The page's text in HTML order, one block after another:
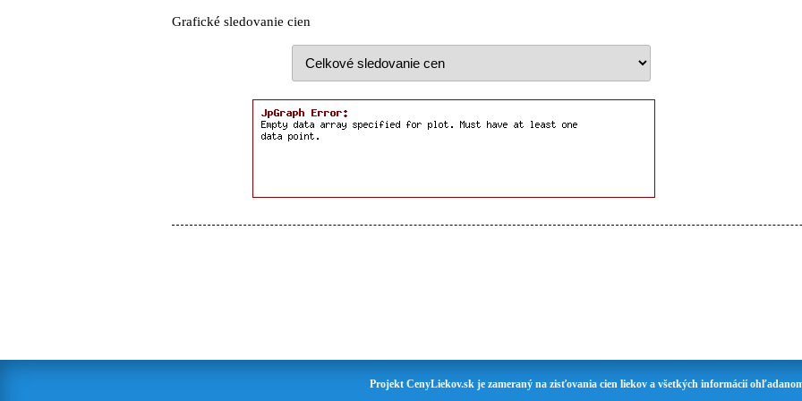
Grafické sledovanie cien
Projekt CenyLiekov.sk je zameraný na zisťovania cien liekov a všetkých informácií